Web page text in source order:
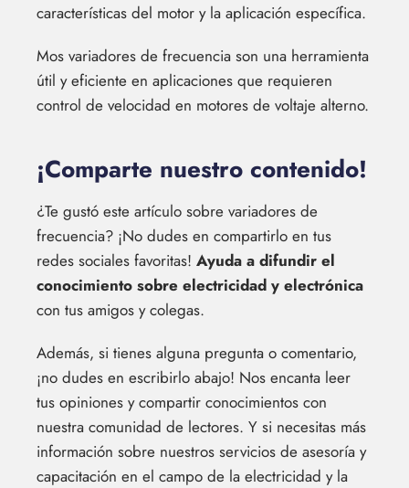
características del motor y la aplicación específica.
Mos variadores de frecuencia son una herramienta
útil y eficiente en aplicaciones que requieren
control de velocidad en motores de voltaje alterno.
¡Comparte nuestro contenido!
¿Te gustó este artículo sobre variadores de
frecuencia? ¡No dudes en compartirlo en tus
redes sociales favoritas! Ayuda a difundir el
conocimiento sobre electricidad y electrónica
con tus amigos y colegas.
Además, si tienes alguna pregunta o comentario,
¡no dudes en escribirlo abajo! Nos encanta leer
tus opiniones y compartir conocimientos con
nuestra comunidad de lectores. Y si necesitas más
información sobre nuestros servicios de asesoría y
capacitación en el campo de la electricidad y la